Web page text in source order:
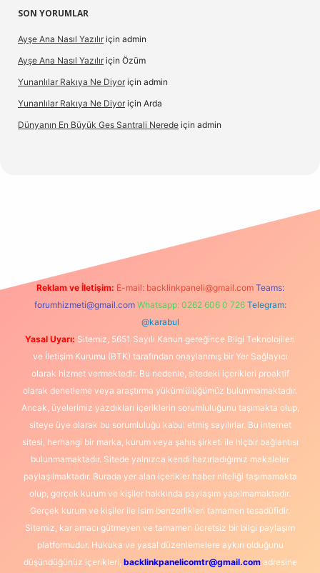
SON YORUMLAR
Ayşe Ana Nasıl Yazılır için admin
Ayşe Ana Nasıl Yazılır için Özüm
Yunanlılar Rakıya Ne Diyor için admin
Yunanlılar Rakıya Ne Diyor için Arda
Dünyanın En Büyük Ges Santrali Nerede için admin
Reklam ve İletişim: E-mail: backlinkpaneli@gmail.com Teams:
forumhizmeti@gmail.com Whatsapp: 0262 606 0 726 Telegram:
@karabul
Yasal Uyarı: Sitemiz, 5651 Sayılı Kanun gereğince Bilgi Teknolojileri
ve İletişim Kurumu (BTK) tarafından onaylanmış bir Yer Sağlayıcı
olarak hizmet vermektedir. Bu nedenle, sitedeki içerikleri proaktif
olarak denetleme veya araştırma yükümlülüğümüz bulunmamaktadır.
Ancak, üyelerimiz yazdıkları içeriklerin sorumluluğunu taşımakta olup,
siteye üye olarak bu sorumluluğu kabul etmiş sayılırlar. Bu internet
sitesi, herhangi bir marka, kurum veya şahıs şirketi ile hiçbir bağlantısı
bulunmamaktadır. Sitede yalnızca kendi hazırladığımız makaleler
paylaşılmaktadır. Burada yer alan içerikler haber niteliği taşımamakta
olup, gerçek kurum ve kişiler hakkında paylaşım yapılmamaktadır.
Gerçek kurum ve kişiler ile isim benzerlikleri tamamen tesadüfidir.
Sitemiz, kar amacı gütmeyen ve tamamen ücretsiz bir bilgi paylaşım
platformudur. Hukuka ve yasal düzenlemelere aykırı olduğunu
düşündüğünüz içerikleri, backlinkpanelicomtr@gmail.comadresine